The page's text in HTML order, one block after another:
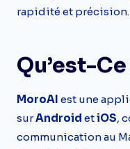
rapidité et précision.
Qu’est-
MoroAI est une
surAndroid etiOS,
communication au